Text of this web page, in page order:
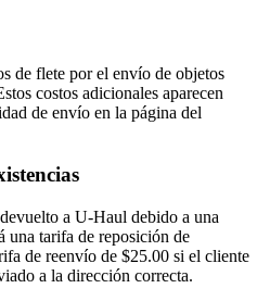
de flete por el envío de objetos
costos adicionales aparecen
de envío en la página del
a U-Haul debido a una
una tarifa de reposición de
de reenvío de $25.00 si el cliente
a la dirección correcta.